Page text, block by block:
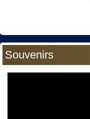
Souvenirs